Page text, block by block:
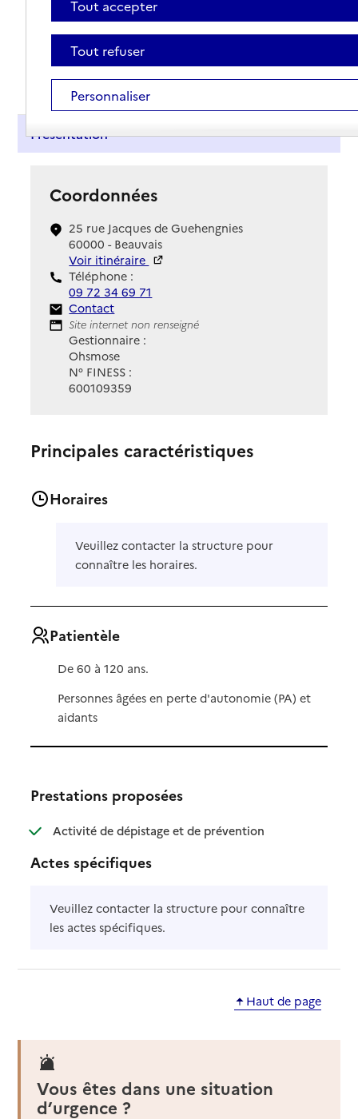
Présentation
Coordonnées
25 rue Jacques de Guehengnies
60000 - Beauvais
Voir itinéraire
Téléphone :
09 72 34 69 71
Contact
Contact
Site Internet
Site internet non renseigné
Gestionnaire :
Ohsmose
N° FINESS :
600109359
Principales caractéristiques
Horaires
Veuillez contacter la structure pour
connaître les horaires.
Patientèle
De 60 à 120 ans.
Personnes âgées en perte d'autonomie (PA) et
aidants
Prestations proposées
Activité de dépistage et de prévention: disponible
: non disponible
Actes spécifiques
Veuillez contacter la structure pour connaître
les actes spécifiques.
Haut de page
Vous êtes dans une situation
d’urgence ?
Tout accepter
Tout refuser
Personnaliser